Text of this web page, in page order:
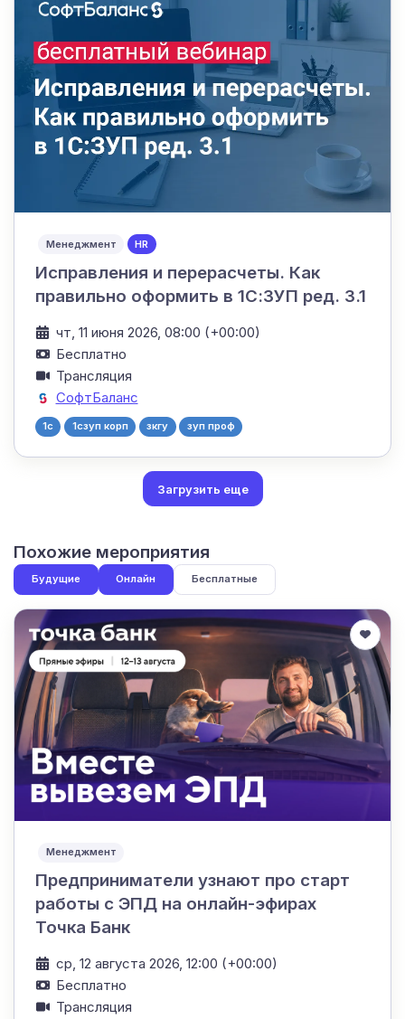
Менеджмент HR
Исправления и перерасчеты. Как
правильно оформить в 1С:ЗУП ред. 3.1
чт, 11 июня 2026, 08:00 (+00:00)
Бесплатно
Трансляция
СофтБаланс
1с 1сзуп корп зкгу зуп проф
Загрузить еще
Похожие мероприятия
Будущие Онлайн Бесплатные
Менеджмент
Предприниматели узнают про старт
работы с ЭПД на онлайн-эфирах
Точка Банк
ср, 12 августа 2026, 12:00 (+00:00)
Бесплатно
Трансляция